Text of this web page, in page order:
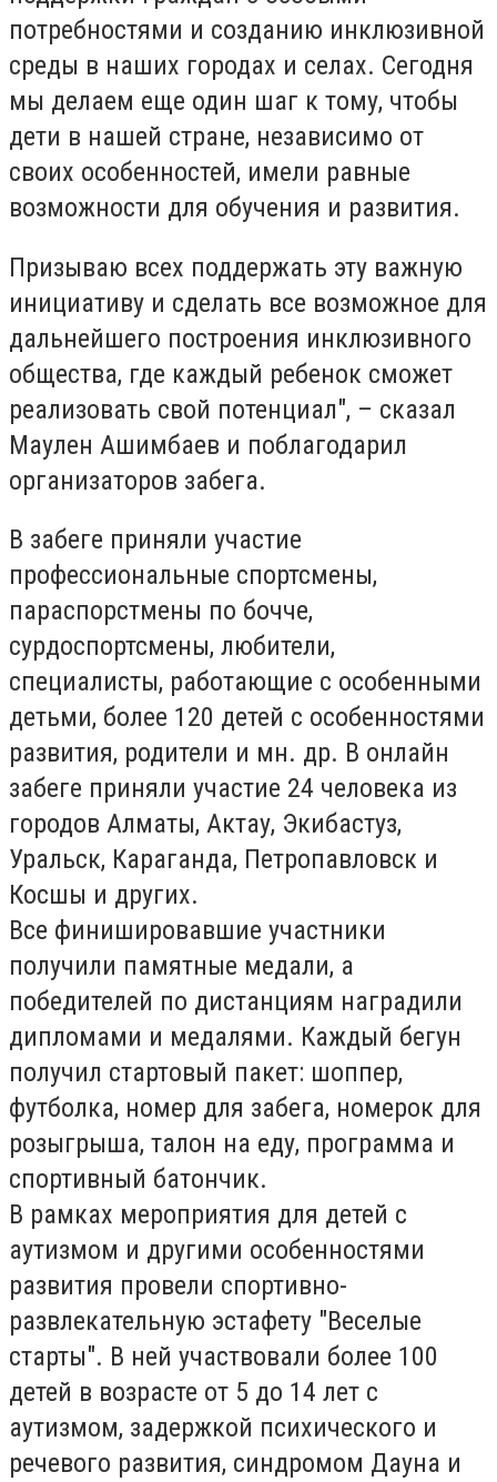
потребностями и созданию инклюзивной
среды в наших городах и селах. Сегодня
мы делаем еще один шаг к тому, чтобы
дети в нашей стране, независимо от
своих особенностей, имели равные
возможности для обучения и развития.
Призываю всех поддержать эту важную
инициативу и сделать все возможное для
дальнейшего построения инклюзивного
общества, где каждый ребенок сможет
реализовать свой потенциал", – сказал
Маулен Ашимбаев и поблагодарил
организаторов забега.
В забеге приняли участие
профессиональные спортсмены,
параспорстмены по бочче,
сурдоспортсмены, любители,
специалисты, работающие с особенными
детьми, более 120 детей с особенностями
развития, родители и мн. др. В онлайн
забеге приняли участие 24 человека из
городов Алматы, Актау, Экибастуз,
Уральск, Караганда, Петропавловск и
Косшы и других.
Все финишировавшие участники
получили памятные медали, а
победителей по дистанциям наградили
дипломами и медалями. Каждый бегун
получил стартовый пакет: шоппер,
футболка, номер для забега, номерок для
розыгрыша, талон на еду, программа и
спортивный батончик.
В рамках мероприятия для детей с
аутизмом и другими особенностями
развития провели спортивно-
развлекательную эстафету "Веселые
старты". В ней участвовали более 100
детей в возрасте от 5 до 14 лет с
аутизмом, задержкой психического и
речевого развития, синдромом Дауна и